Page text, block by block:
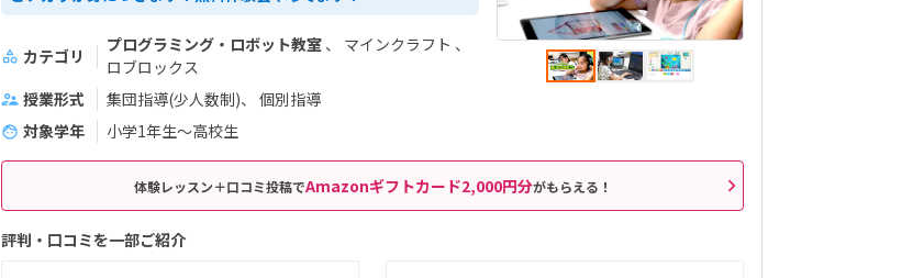
カテゴリ
プログラミング・ロボット教室
マインクラフト
ロブロックス
授業形式
集団指導(少人数制)
個別指導
対象学年
小学1年生～高校生
体験レッスン＋口コミ投稿でAmazonギフトカード2,000円分がもらえる！
評判・口コミを一部ご紹介